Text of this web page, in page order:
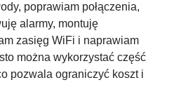
poprawiam połączenia,
alarmy, montuję
zasięg WiFi i naprawiam
można wykorzystać część
pozwala ograniczyć koszt i